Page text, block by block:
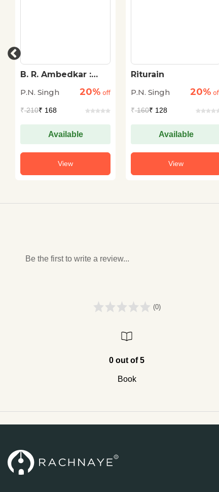
B. R. Ambedkar :
Evam Marx
P.N. Singh 20% off
₹210₹ 168
Available
View
Riturain
P.N. Singh
20%
₹160₹ 128
Available
View
Be the first to write a review...
(0)
0 out of 5
Book